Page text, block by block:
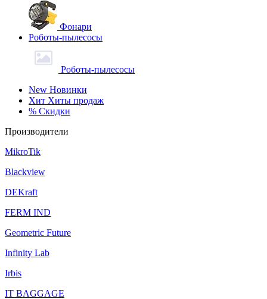
Фонари
Роботы-пылесосы
Роботы-пылесосы
New Новинки
Хит Хиты продаж
% Скидки
Производители
MikroTik
Blackview
DEKraft
FERM IND
Geometric Future
Infinity Lab
Irbis
IT BAGGAGE